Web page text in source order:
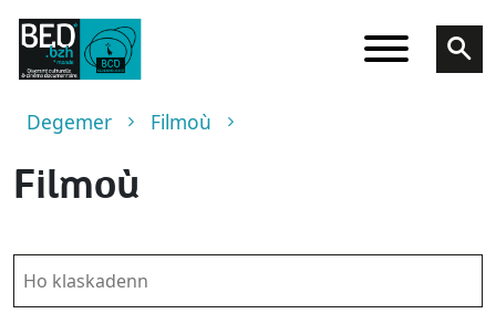
Skip to main content
Breadcrumb
Degemer Filmoù
Filmoù